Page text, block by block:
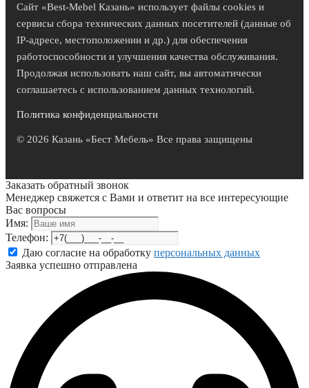
Сайт «Best-Mebel Казань» использует файлы cookies и
сервисы сбора технических данных посетителей (данные об
IP-адресе, местоположении и др.) для обеспечения
работоспособности и улучшения качества обслуживания.
Продолжая использовать наш сайт, вы автоматически
соглашаетесь с использованием данных технологий.
Политика конфиденциальности
© 2026 Казань «Бест Мебель» Все права защищены
Заказать обратный звонок
Менеджер свяжется с Вами и ответит на все интересующие
Вас вопросы
Имя:
Телефон:
Даю согласие на обработку персональных данных
Заявка успешно отправлена